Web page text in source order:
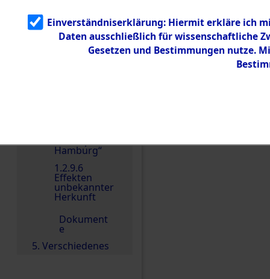
1.2.9.3
Effekten aus
dem KZ
Neuengamm
Hamburg“
1.2.9.6
Effekten
unbekannter
Herkunft
Dokument
e
5. Verschiedenes
Einen Kommentar
Einverständniserklärung: Hiermit erkläre ich
Daten ausschließlich für wissenschaftliche
Gesetzen und Bestimmungen nutze.